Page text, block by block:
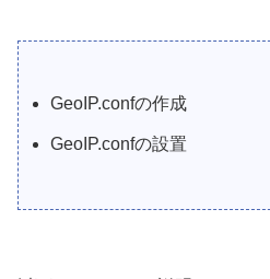
GeoIP.confの作成
GeoIP.confの設置